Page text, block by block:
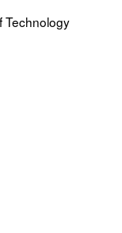
Technology